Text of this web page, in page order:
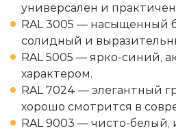
универсален и
RAL 3005 — насыщенный
солидный и
RAL 5005 — ярко-синий,
характером.
RAL 7024 — элегантный
хорошо смотрится в
RAL 9003 — чисто-белый,